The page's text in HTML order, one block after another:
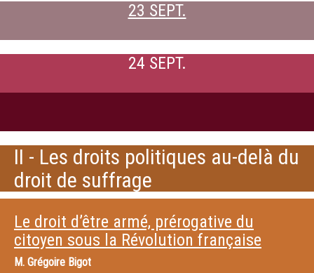
23 SEPT.
24 SEPT.
II - Les droits politiques au-delà du
droit de suffrage
Le droit d’être armé, prérogative du
citoyen sous la Révolution française
M. Grégoire Bigot